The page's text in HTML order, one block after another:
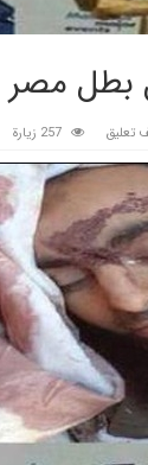
مصر
تعليق 257 زيارة